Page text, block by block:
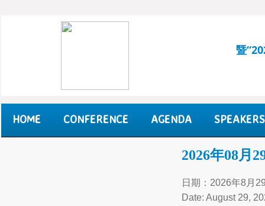
暨
HOME CONFERENCE AGENDA SPEAKERS
2026年08月
日期：2026年8月
Date: August 29,